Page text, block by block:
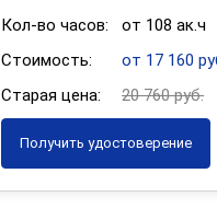
Кол-во часов:
от 108 ак.ч
Стоимость:
от 17 160
Старая цена:
20 760 руб.
Получить удостоверение